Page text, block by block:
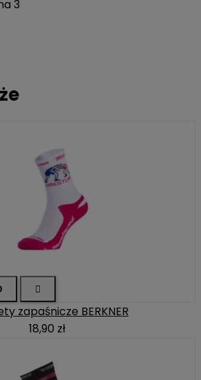
3

zapaśnicze BERKNER
18,90 zł